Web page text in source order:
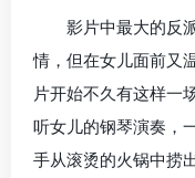
影片中最大的反
情，但在女儿面前又
片开始不久有这样一
听女儿的钢琴演奏，
手从滚烫的火锅中捞